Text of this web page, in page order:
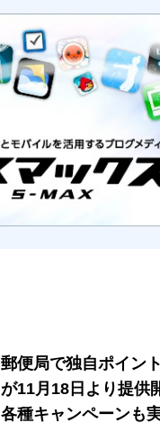
郵便局で独自ポイン
が11月18日より提供
各種キャンペーンも